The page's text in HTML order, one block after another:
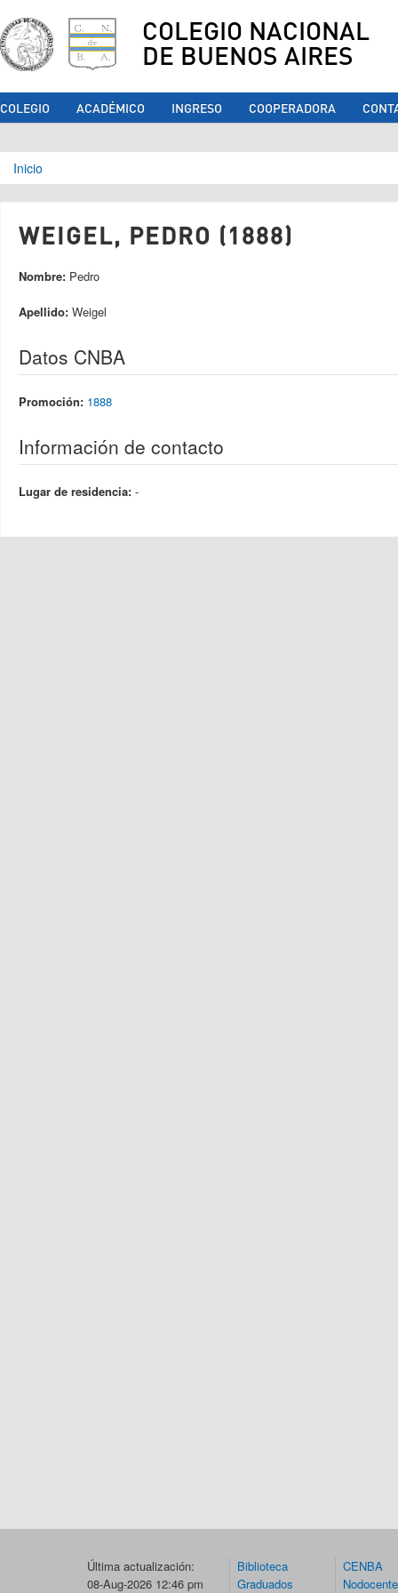
COLEGIO NACIONAL
DE BUENOS AIRES
COLEGIO ACADÉMICO INGRESO COOPERADORA
Se encuentra usted aquí
Inicio
WEIGEL, PEDRO (1888)
Nombre: Pedro
Apellido: Weigel
Datos CNBA
Promoción: 1888
Información de contacto
Lugar de residencia: -
Última actualización:
08-Aug-2026 12:46 pm
Biblioteca
Graduados
CENBA